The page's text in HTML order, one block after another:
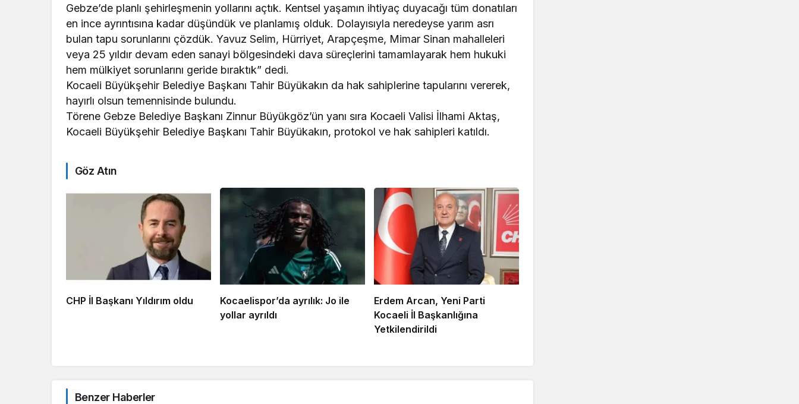
Gebze’de planlı şehirleşmenin yollarını açtık. Kentsel yaşamın ihtiyaç duyacağı tüm donatıları
en ince ayrıntısına kadar düşündük ve planlamış olduk. Dolayısıyla neredeyse yarım asrı
bulan tapu sorunlarını çözdük. Yavuz Selim, Hürriyet, Arapçeşme, Mimar Sinan mahalleleri
veya 25 yıldır devam eden sanayi bölgesindeki dava süreçlerini tamamlayarak hem hukuki
hem mülkiyet sorunlarını geride bıraktık” dedi.
Kocaeli Büyükşehir Belediye Başkanı Tahir Büyükakın da hak sahiplerine tapularını vererek,
hayırlı olsun temennisinde bulundu.
Törene Gebze Belediye Başkanı Zinnur Büyükgöz’ün yanı sıra Kocaeli Valisi İlhami Aktaş,
Kocaeli Büyükşehir Belediye Başkanı Tahir Büyükakın, protokol ve hak sahipleri katıldı.
Göz Atın
CHP İl Başkanı Yıldırım oldu
Kocaelispor’da ayrılık: Jo ile
yollar ayrıldı
Erdem Arcan, Yeni Parti
Kocaeli İl Başkanlığına
Yetkilendirildi
Benzer Haberler